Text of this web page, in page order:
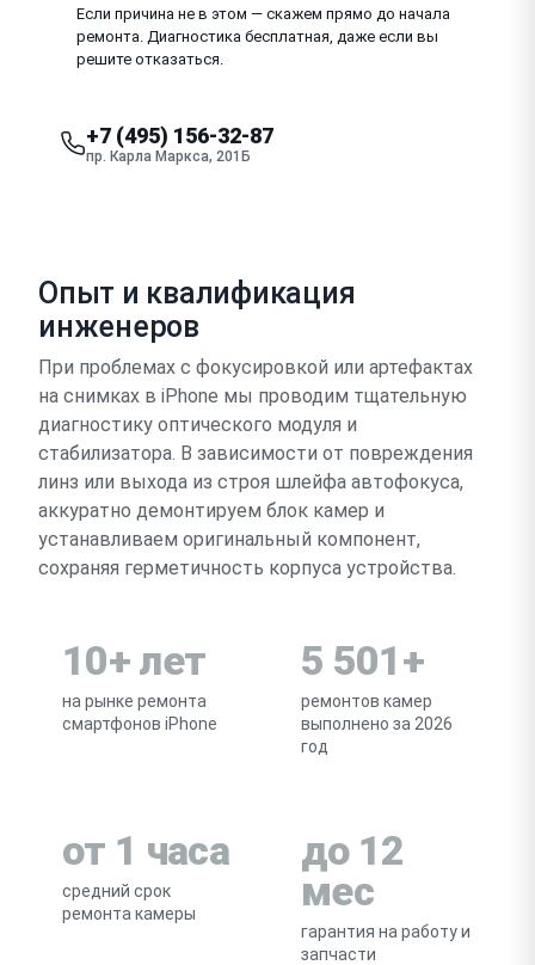
Если причина не в этом — скажем прямо до начала
ремонта. Диагностика бесплатная, даже если вы
решите отказаться.
+7 (495) 156-32-87
пр. Карла Маркса, 201Б
Опыт и квалификация
инженеров
При проблемах с фокусировкой или артефактах
на снимках в iPhone мы проводим тщательную
диагностику оптического модуля и
стабилизатора. В зависимости от повреждения
линз или выхода из строя шлейфа автофокуса,
аккуратно демонтируем блок камер и
устанавливаем оригинальный компонент,
сохраняя герметичность корпуса устройства.
10+ лет
на рынке ремонта
смартфонов iPhone
5 501+
ремонтов камер
выполнено за 2026
год
от 1 часа
средний срок
ремонта камеры
до 12
мес
гарантия на работу и
запчасти